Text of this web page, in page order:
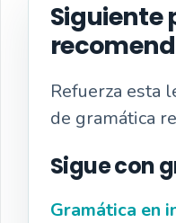
Siguiente
Refuerza esta
de gramática
Sigue con
Gramática en